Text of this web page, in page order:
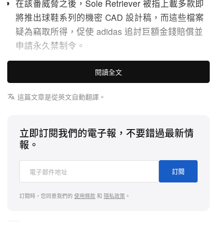
在該番威脅之後，Sole Retriever 被指上載多款即
將推出球鞋系列的機密 CAD 設計稿，而這些檔案
疑為竊取所得，促使 adidas 追討巨額金錢賠償並
申請永久禁制令。
adidas 現正正式對這個廣受關注的球鞋發售平台採取
強硬法律行動——Sole Retriever，指控對方涉嫌進
行令人震驚的企業勒索。這宗訴訟於 2026 年 3 月
Retriever 及其創辦人 Harris R. Monoson，將竊取而
來的商業機密與未發佈產品圖片當作武器，向這家運
動服飾巨頭施壓以換取優待。
據稱衝突在 2025 年 8 月 31 日升溫至臨界點，當日
Monoson 向 adidas 及 Pitchblend 的相關聯絡人發出
閱讀全文
這篇文章是從英文自動翻譯。
立即訂閱我們的電子報，不要錯過最新情
報。
訂閱
訂閱時，您同意我們的 使用條款和 隱私政策 。